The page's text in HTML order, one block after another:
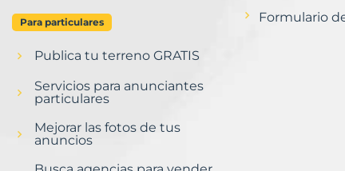
Para particulares
Publica tu terreno GRATIS
Servicios para anunciantes
particulares
Mejorar las fotos de tus
anuncios
Formulario